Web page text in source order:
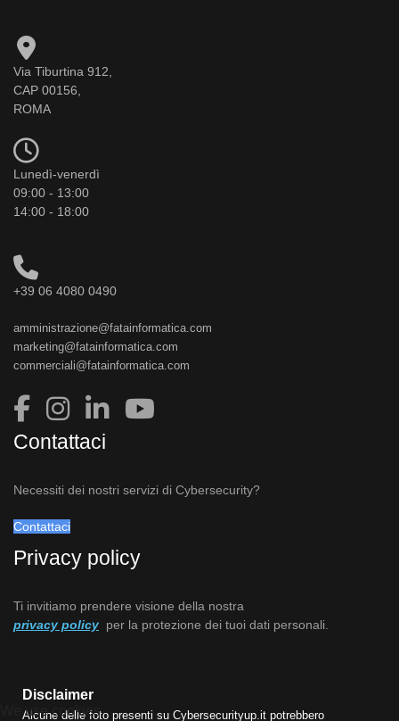
Via Tiburtina 912,
CAP 00156,
ROMA
Lunedì-venerdì
09:00 - 13:00
14:00 - 18:00
+39 06 4080 0490
amministrazione@fatainformatica.com
marketing@fatainformatica.com
commerciali@fatainformatica.com
Contattaci
Necessiti dei nostri servizi di Cybersecurity?
Contattaci
Privacy policy
Ti invitiamo prendere visione della nostra
privacy policy per la protezione dei tuoi dati personali.
Disclaimer
Alcune delle foto presenti su Cybersecurityup.it potrebbero
We use cookies